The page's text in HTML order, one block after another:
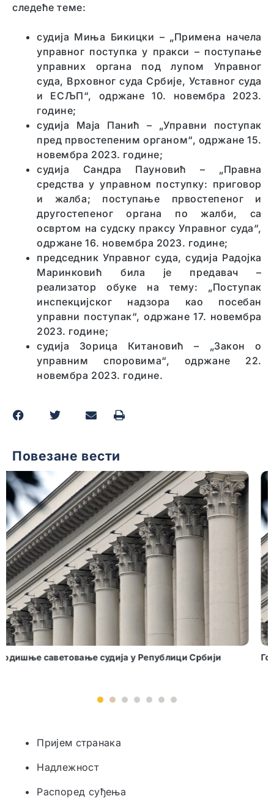
следеће теме:
судија Миња Бикицки – „Примена начела
управног поступка у пракси – поступање
управних органа под лупом Управног
суда, Врховног суда Србије, Уставног суда
и ЕСЉП“, одржане 10. новембра 2023.
године;
судија Маја Панић – „Управни поступак
пред првостепеним органом“, одржане 15.
новембра 2023. године;
судија Сандра Пауновић – „Правна
средства у управном поступку: приговор
и жалба; поступање првостепеног и
другостепеног органа по жалби, са
освртом на судску праксу Управног суда“,
одржане 16. новембра 2023. године;
председник Управног суда, судија Радојка
Маринковић била је предавач –
реализатор обуке на тему: „Поступак
инспекцијског надзора као посебан
управни поступак“, одржане 17. новембра
2023. године;
судија Зорица Китановић – „Закон о
управним споровима“, одржане 22.
новембра 2023. године.
Повезане вести
Годишње саветовање судија у Врњачкој Бањи
• Пријем странака
• Надлежност
• Распоред суђења